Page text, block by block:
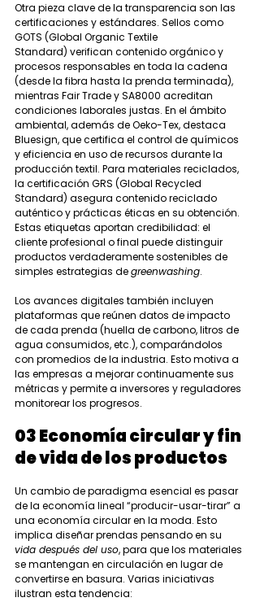
Otra pieza clave de la transparencia son las
certificaciones y estándares. Sellos como
GOTS (Global Organic Textile
Standard) verifican contenido orgánico y
procesos responsables en toda la cadena
(desde la fibra hasta la prenda terminada),
mientras Fair Trade y SA8000 acreditan
condiciones laborales justas. En el ámbito
ambiental, además de Oeko-Tex, destaca
Bluesign, que certifica el control de químicos
y eficiencia en uso de recursos durante la
producción textil. Para materiales reciclados,
la certificación GRS (Global Recycled
Standard) asegura contenido reciclado
auténtico y prácticas éticas en su obtención.
Estas etiquetas aportan credibilidad: el
cliente profesional o final puede distinguir
productos verdaderamente sostenibles de
simples estrategias de greenwashing.
Los avances digitales también incluyen
plataformas que reúnen datos de impacto
de cada prenda (huella de carbono, litros de
agua consumidos, etc.), comparándolos
con promedios de la industria. Esto motiva a
las empresas a mejorar continuamente sus
métricas y permite a inversores y reguladores
monitorear los progresos.
03 Economía circular y fin
de vida de los productos
Un cambio de paradigma esencial es pasar
de la economía lineal “producir-usar-tirar” a
una economía circular en la moda. Esto
implica diseñar prendas pensando en su
vida después del uso, para que los materiales
se mantengan en circulación en lugar de
convertirse en basura. Varias iniciativas
ilustran esta tendencia: